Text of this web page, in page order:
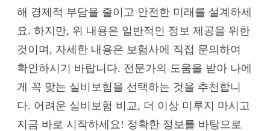
해 경제적 부담을 줄이고 안전한 미래를 설계하세
요. 하지만, 위 내용은 일반적인 정보 제공을 위한
것이며, 자세한 내용은 보험사에 직접 문의하여
확인하시기 바랍니다. 전문가의 도움을 받아 나에
게 꼭 맞는 실비보험을 선택하는 것을 추천합니
다. 어려운 실비보험 비교, 더 이상 미루지 마시고
지금 바로 시작하세요! 정확한 정보를 바탕으로